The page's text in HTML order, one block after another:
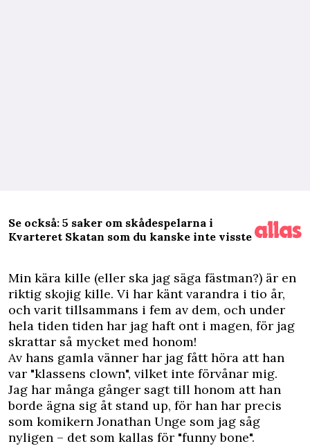
Se också: 5 saker om skådespelarna i
Kvarteret Skatan som du kanske inte visste
Min kära kille (eller ska jag säga fästman?) är en
riktig skojig kille. Vi har känt varandra i tio år,
och varit tillsammans i fem av dem, och under
hela tiden tiden har jag haft ont i magen, för jag
skrattar så mycket med honom!
Av hans gamla vänner har jag fått höra att han
var "klassens clown", vilket inte förvånar mig.
Jag har många gånger sagt till honom att han
borde ägna sig åt stand up, för han har precis
som komikern Jonathan Unge som jag såg
nyligen – det som kallas för "funny bone".